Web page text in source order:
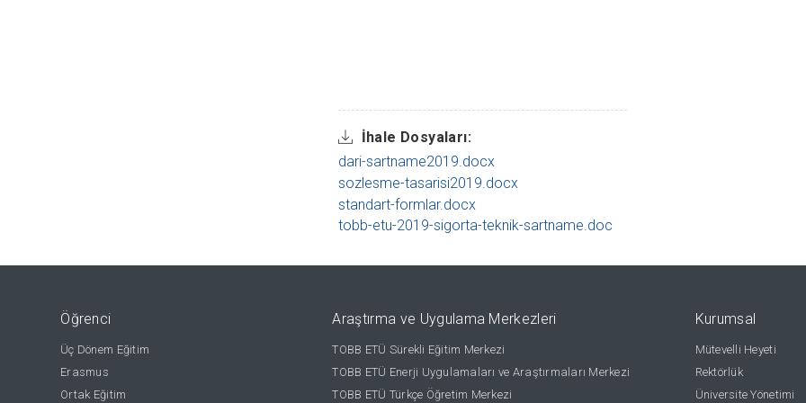
İhale Dosyaları:
dari-sartname2019.docx
sozlesme-tasarisi2019.docx
standart-formlar.docx
tobb-etu-2019-sigorta-teknik-sartname.doc
Öğrenci
Üç Dönem Eğitim
Erasmus
Ortak Eğitim
Araştırma ve Uygulama Merkezleri
TOBB ETÜ Sürekli Eğitim Merkezi
TOBB ETÜ Enerji Uygulamaları ve Araştırmaları Merkezi
TOBB ETÜ Türkçe Öğretim Merkezi
Kurumsal
Mütevelli Heyeti
Rektörlük
Üniversite Yönetimi